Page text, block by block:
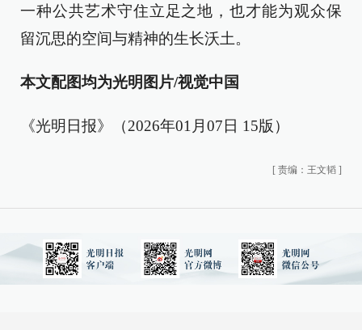
一种公共艺术守住立足之地，也才能为观众保
留沉思的空间与精神的生长沃土。
本文配图均为光明图片/视觉中国
《光明日报》（2026年01月07日 15版）
[ 责编：王文韬 ]